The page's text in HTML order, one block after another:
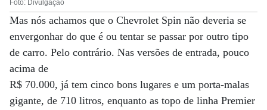
Foto: Divulgação
Mas nós achamos que o Chevrolet Spin não deveria se
envergonhar do que é ou tentar se passar por outro tipo
de carro. Pelo contrário. Nas versões de entrada, pouco
acima de
R$ 70.000, já tem cinco bons lugares e um porta-malas
gigante, de 710 litros, enquanto as topo de linha Premier